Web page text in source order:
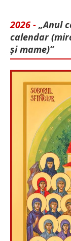
2026 - „Anul
calendar
și mame)”